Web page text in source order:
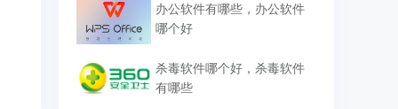
办公软件有哪些，办公软件
哪个好
杀毒软件哪个好，杀毒软件
有哪些